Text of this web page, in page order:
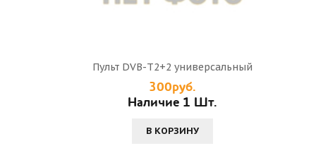
Пульт DVB-T2+2 универсальный
300руб.
Наличие 1 Шт.
В КОРЗИНУ